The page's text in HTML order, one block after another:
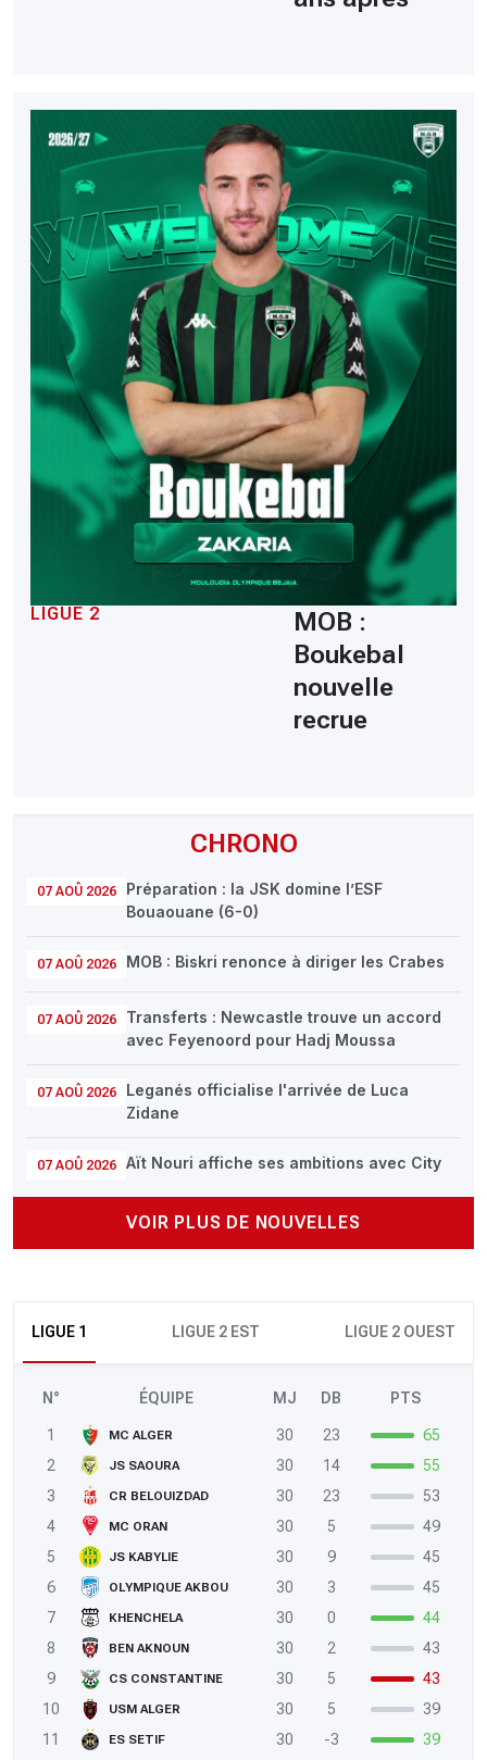
CHRONO
07 AOÛ 2026
Préparation : la JSK domine l’ESF
Bouaouane (6-0)
07 AOÛ 2026 MOB : Biskri renonce à diriger les Crabes
07 AOÛ 2026
Transferts : Newcastle trouve un accord
avec Feyenoord pour Hadj Moussa
07 AOÛ 2026
Leganés officialise l'arrivée de Luca
Zidane
07 AOÛ 2026 Aït Nouri affiche ses ambitions avec City
VOIR PLUS DE NOUVELLES
LIGUE 1 LIGUE 2 EST LIGUE 2 OUEST
N° ÉQUIPE MJ DB PTS
1 MC ALGER 30 23
65
2
JS SAOURA 30 14
55
3
CR BELOUIZDAD 30 23
53
4
MC ORAN 30 5
49
5
JS KABYLIE 30 9
45
6
OLYMPIQUE AKBOU 30 3
45
7
KHENCHELA 30 0
44
8
BEN AKNOUN 30 2
43
9
CS CONSTANTINE 30 5
43
10
USM ALGER 30 5
39
11
ES SETIF 30 -3
39
LIGUE 2
MOB :
Boukebal
nouvelle
recrue